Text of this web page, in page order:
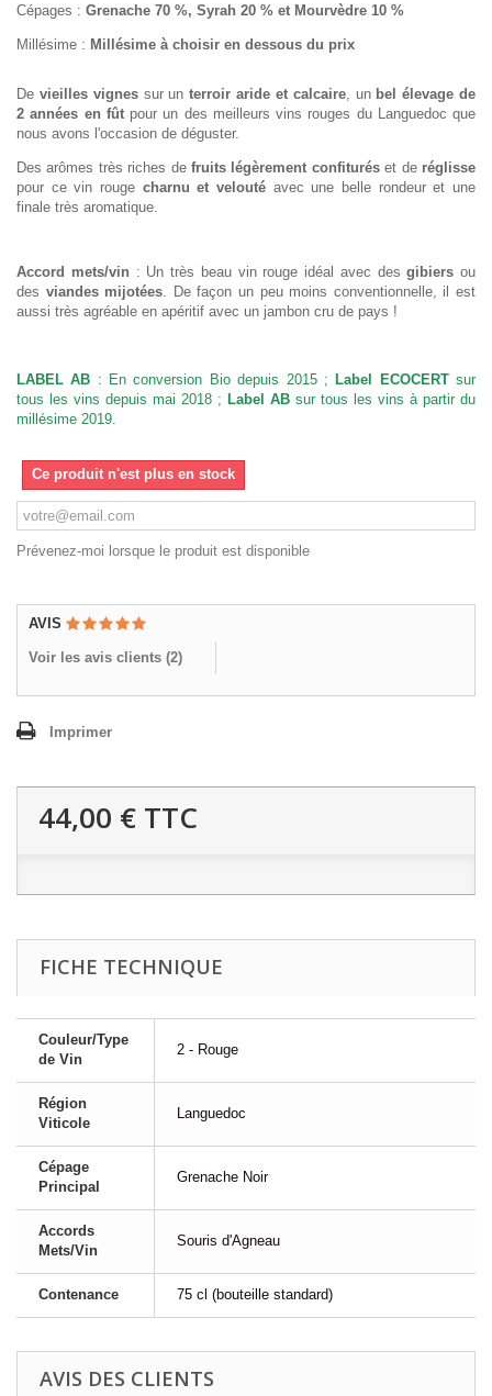
Cépages : Grenache 70 %, Syrah 20 % et Mourvèdre 10 %
Millésime : Millésime à choisir en dessous du prix
De vieilles vignessur unterroir aride et calcaire, un bel élevage de
2 années en fûtpour un des meilleurs vins rouges du Languedoc que
nous avons l'occasion de déguster.
Des arômes très riches de fruits légèrement confituréset de réglisse
pour ce vin rouge charnu et velouté avec une belle rondeur et une
finale très aromatique.
Accord mets/vin : Un très beau vin rouge idéal avec desgibiers ou
des viandes mijotées . De façon un peu moins conventionnelle, il est
aussi très agréable en apéritif avec un jambon cru de pays !
LABEL AB : En conversion Bio depuis 2015 ;Label ECOCERTsur
tous les vins depuis mai 2018 ; Label AB sur tous les vins à partir du
millésime 2019.
Ce produit n'est plus en stock
Prévenez-moi lorsque le produit est disponible
AVIS
Voir les avis clients (2)
Imprimer
44,00 € TTC
FICHE TECHNIQUE
Couleur/Type
de Vin
2 - Rouge
Région
Viticole
Languedoc
Cépage
Principal
Grenache Noir
Accords
Mets/Vin
Souris d'Agneau
Contenance 75 cl (bouteille standard)
AVIS DES CLIENTS